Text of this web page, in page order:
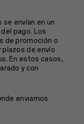
envían en un
pago. Los
de promoción o
de envío
En estos casos,
y con
enviamos